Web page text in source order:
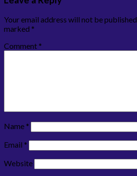
Your email address will not be published.
marked *
Comment *
Name *
Email *
Website